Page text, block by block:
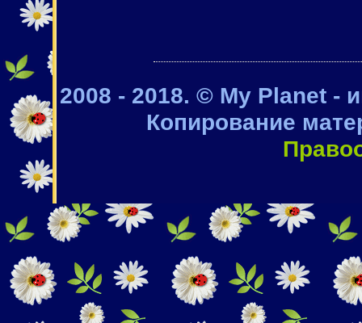
2008 - 2018. © My Planet -
Копирование